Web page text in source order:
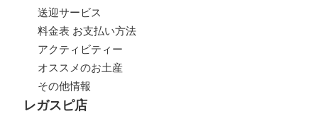
送迎サービス
料金表 お支払い方法
アクティビティー
オススメのお土産
その他情報
レガスピ店